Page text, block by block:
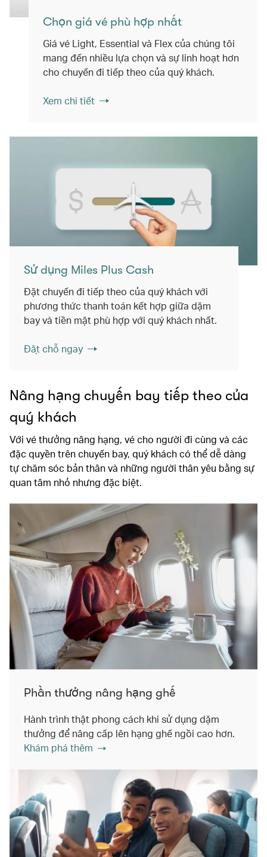
Chọn giá vé phù hợp nhất
Giá vé Light, Essential và Flex của chúng tôi
mang đến nhiều lựa chọn và sự linh hoạt hơn
cho chuyến đi tiếp theo của quý khách.
Xem chi tiết
Sử dụng Miles Plus Cash
Đặt chuyến đi tiếp theo của quý khách với
phương thức thanh toán kết hợp giữa dặm
bay và tiền mặt phù hợp với quý khách nhất.
Đặt chỗ ngay
Nâng hạng chuyến bay tiếp theo của
quý khách
Với vé thưởng nâng hạng, vé cho người đi cùng và các
đặc quyền trên chuyến bay, quý khách có thể dễ dàng
tự chăm sóc bản thân và những người thân yêu bằng sự
quan tâm nhỏ nhưng đặc biệt.
Phần thưởng nâng hạng ghế
Hành trình thật phong cách khi sử dụng dặm
thưởng để nâng cấp lên hạng ghế ngồi cao hơn.
Khám phá thêm